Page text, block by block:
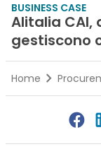
BUSINESS CASE
Alitalia CAI,
gestiscono
Home